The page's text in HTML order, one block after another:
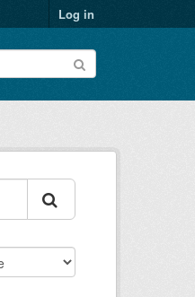
Log in